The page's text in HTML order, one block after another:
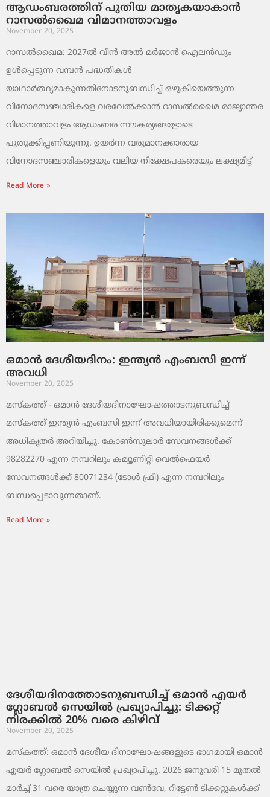
ആഡംബരത്തിന് പുതിയ മാതൃകയാകാൻ
റാസൽഖൈമ വിമാനത്താവളം
November 20, 2025
റാസൽഖൈമ: 2027ൽ വിൻ അൽ മർജാൻ ഐലൻഡും
ഉൾപ്പെടുന്ന വമ്പൻ പദ്ധതികൾ
യാഥാർത്ഥ്യമാകുന്നതിനോടനുബന്ധിച്ച് ഒഴുകിയെത്തുന്ന
വിനോദസഞ്ചാരികളെ വരവേൽക്കാൻ റാസൽഖൈമ രാജ്യാന്തര
വിമാനത്താവളം ആഡംബര സൗകര്യങ്ങളോടെ
പുതുക്കിപ്പണിയുന്നു. ഉയർന്ന വരുമാനക്കാരായ
വിനോദസഞ്ചാരികളെയും വലിയ നിക്ഷേപകരെയും ലക്ഷ്യമിട്ട്
Read More »
ഒമാൻ ദേശീയദിനം: ഇന്ത്യൻ എംബസി ഇന്ന്
അവധി
November 20, 2025
മസ്‌കത്ത് ∙ ഒമാൻ ദേശീയദിനാഘോഷത്താടനുബന്ധിച്ച്
മസ്‌കത്ത് ഇന്ത്യൻ എംബസി ഇന്ന് അവധിയായിരിക്കുമെന്ന്
അധികൃതർ അറിയിച്ചു. കോൺസുലാർ സേവനങ്ങൾക്ക്
98282270 എന്ന നമ്പറിലും കമ്യൂണിറ്റി വെൽഫെയർ
സേവനങ്ങൾക്ക് 80071234 (ടോൾ ഫ്രീ) എന്ന നമ്പറിലും
ബന്ധപ്പെടാവുന്നതാണ്.
Read More »
ദേശീയദിനത്തോടനുബന്ധിച്ച് ഒമാൻ എയർ
ഗ്ലോബൽ സെയിൽ പ്രഖ്യാപിച്ചു: ടിക്കറ്റ്
നിരക്കിൽ 20% വരെ കിഴിവ്
November 20, 2025
മസ്‌കത്ത്: ഒമാൻ ദേശീയ ദിനാഘോഷങ്ങളുടെ ഭാഗമായി ഒമാൻ
എയർ ഗ്ലോബൽ സെയിൽ പ്രഖ്യാപിച്ചു. 2026 ജനുവരി 15 മുതൽ
മാർച്ച് 31 വരെ യാത്ര ചെയ്യുന്ന വൺവേ, റിട്ടേൺ ടിക്കറ്റുകൾക്ക്